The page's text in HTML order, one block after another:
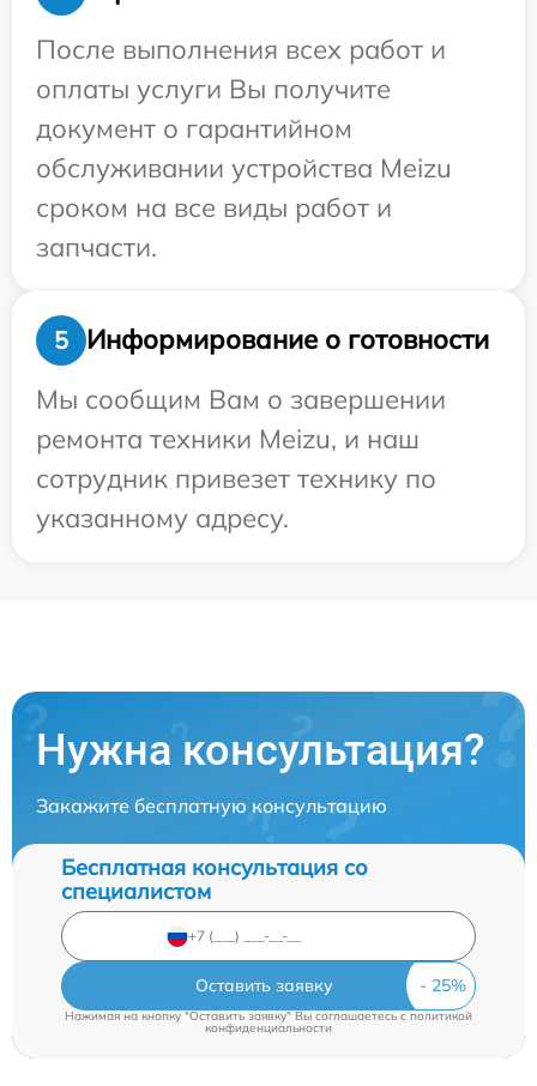
После выполнения всех работ и
оплаты услуги Вы получите
документ о гарантийном
обслуживании устройства Meizu
сроком на все виды работ и
запчасти.
5
Информирование о готовности
Мы сообщим Вам о завершении
ремонта техники Meizu, и наш
сотрудник привезет технику по
указанному адресу.
Нужна консультация?
Закажите бесплатную консультацию
Бесплатная консультация со
специалистом
Оставить заявку
Нажимая на кнопку "Оставить заявку" Вы соглашаетесь cполитикой
конфиденциальности